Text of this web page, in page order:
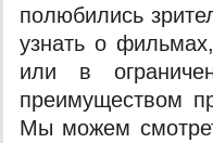
полюбились
узнать о
или в
преимуществом
Мы можем